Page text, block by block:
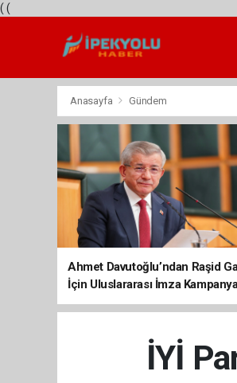
( (
Anasayfa Gündem
Ahmet Davutoğlu’ndan Raşid
İçin Uluslararası İmza
Destek
İYİ